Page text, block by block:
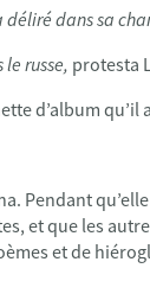
dans sa
le russe, protesta
d’album qu’il
Pendant
et que les
et de